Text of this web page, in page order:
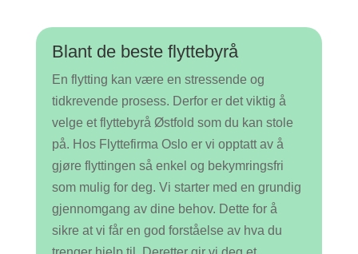
Blant de beste flyttebyrå
En flytting kan være en stressende og
tidkrevende prosess. Derfor er det viktig å
velge et flyttebyrå Østfold som du kan stole
på. Hos Flyttefirma Oslo er vi opptatt av å
gjøre flyttingen så enkel og bekymringsfri
som mulig for deg. Vi starter med en grundig
gjennomgang av dine behov. Dette for å
sikre at vi får en god forståelse av hva du